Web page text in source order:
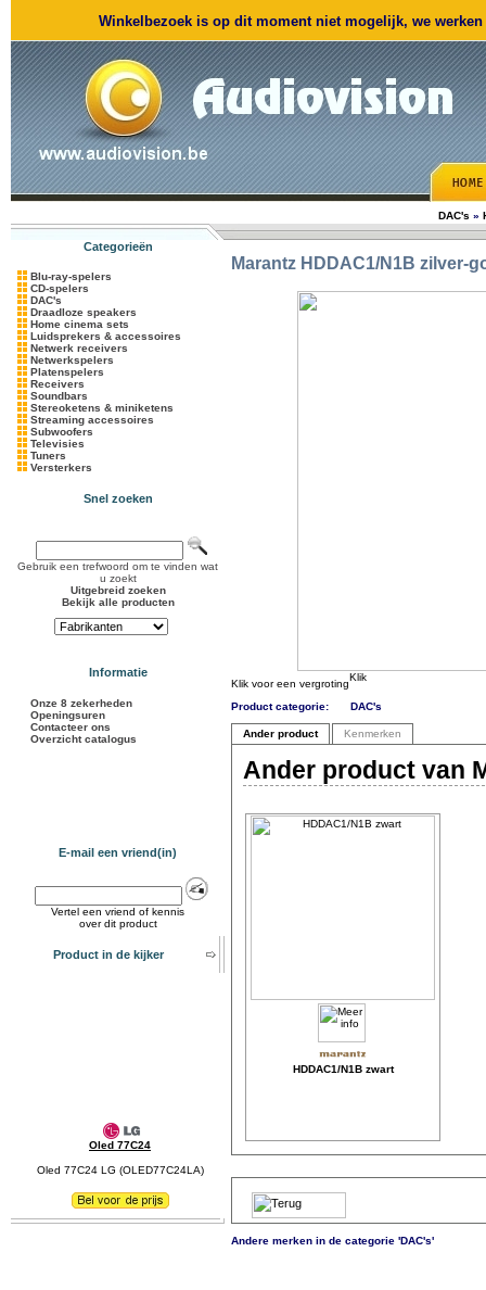
Winkelbezoek is op dit moment niet mogelijk, we
DAC's »
Categorieën
Blu-ray-spelers
CD-spelers
DAC's
Draadloze speakers
Home cinema sets
Luidsprekers & accessoires
Netwerk receivers
Netwerkspelers
Platenspelers
Receivers
Soundbars
Stereoketens & miniketens
Streaming accessoires
Subwoofers
Televisies
Tuners
Versterkers
Snel zoeken
Gebruik een trefwoord om te vinden wat
u zoekt
Uitgebreid zoeken
Bekijk alle producten
Informatie
Onze 8 zekerheden
Openingsuren
Contacteer ons
Overzicht catalogus
E-mail een vriend(in)
Vertel een vriend of kennis
over dit product
Product in de kijker
Oled 77C24
Oled 77C24 LG (OLED77C24LA)
Marantz HDDAC1/N1B zilver-
Klik voor een vergroting
Product categorie:
DAC's
Ander product Kenmerken
Ander product van
HDDAC1/N1B zwart
Andere merken in de categorie 'DAC's'